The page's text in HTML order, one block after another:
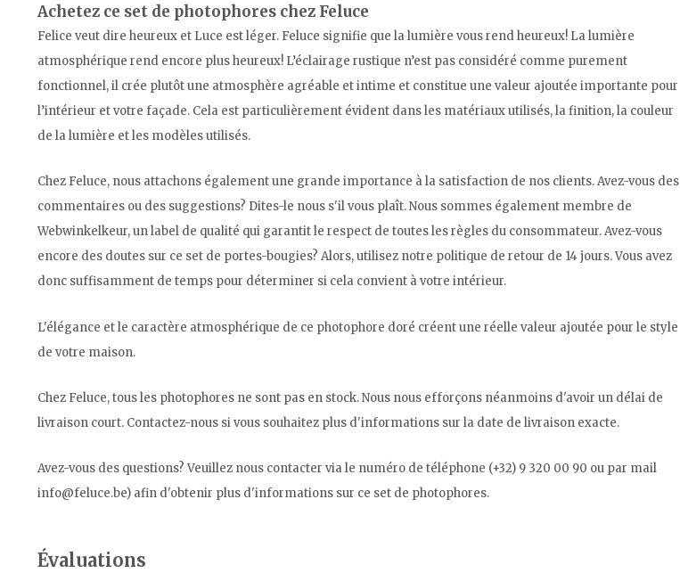
Achetez ce set de photophores chez Feluce
Felice veut dire heureux et Luce est léger. Feluce signifie que la lumière vous rend heureux! La lumière
atmosphérique rend encore plus heureux! L’éclairage rustique n’est pas considéré comme purement
fonctionnel, il crée plutôt une atmosphère agréable et intime et constitue une valeur ajoutée importante pour
l’intérieur et votre façade. Cela est particulièrement évident dans les matériaux utilisés, la finition, la couleur
de la lumière et les modèles utilisés.
Chez Feluce, nous attachons également une grande importance à la satisfaction de nos clients. Avez-vous des
commentaires ou des suggestions? Dites-le nous s'il vous plaît. Nous sommes également membre de
Webwinkelkeur, un label de qualité qui garantit le respect de toutes les règles du consommateur. Avez-vous
encore des doutes sur ce set de portes-bougies? Alors, utilisez notre politique de retour de 14 jours. Vous avez
donc suffisamment de temps pour déterminer si cela convient à votre intérieur.
L'élégance et le caractère atmosphérique de ce photophore doré créent une réelle valeur ajoutée pour le style
de votre maison.
Chez Feluce, tous les photophores ne sont pas en stock. Nous nous efforçons néanmoins d'avoir un délai de
livraison court. Contactez-nous si vous souhaitez plus d'informations sur la date de livraison exacte.
Avez-vous des questions? Veuillez nous contacter via le numéro de téléphone (+32) 9 320 00 90 ou par mail
info@feluce.be) afin d'obtenir plus d'informations sur ce set de photophores.
Évaluations